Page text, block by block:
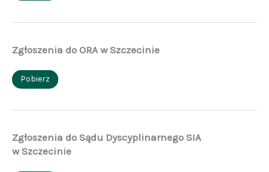
Zgłoszenia do ORA w Szczecinie
Pobierz
Zgłoszenia do Sądu Dyscyplinarnego SIA
w Szczecinie